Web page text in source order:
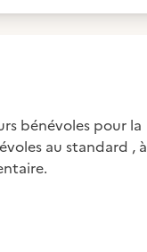
bénévoles pour la
au standard , à